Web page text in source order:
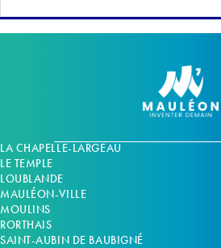
LA CHAPELLE-LARGEAU
LE TEMPLE
LOUBLANDE
MAULÉON-VILLE
MOULINS
RORTHAIS
SAINT-AUBIN DE BAUBIGNÉ